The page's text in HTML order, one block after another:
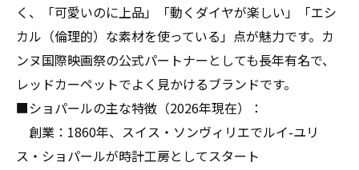
く、「可愛いのに上品」「動くダイヤが楽しい」「エシ
カル（倫理的）な素材を使っている」点が魅力です。カ
ンヌ国際映画祭の公式パートナーとしても長年有名で、
レッドカーペットでよく見かけるブランドです。
■ショパールの主な特徴（2026年現在）：
創業：1860年、スイス・ソンヴィリエでルイ-ユリ
ス・ショパールが時計工房としてスタート